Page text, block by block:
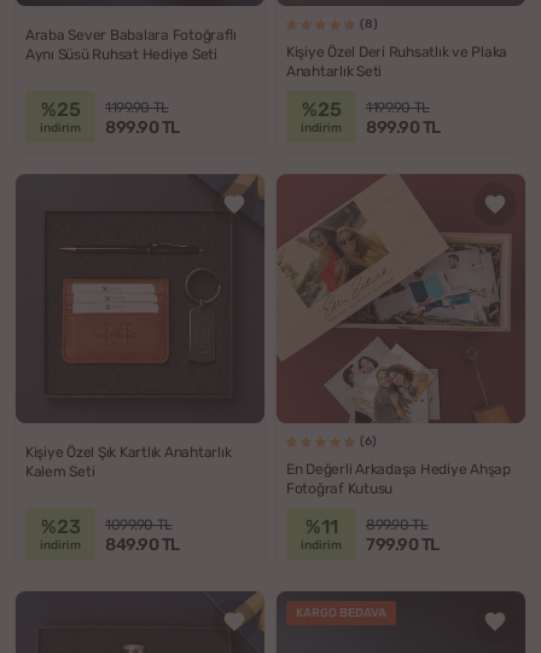
Araba Sever Babalara Fotoğraflı
Aynı Süsü Ruhsat Hediye Seti
%25
indirim
1199.90 TL
899.90 TL
(8)
Kişiye Özel Deri Ruhsatlık ve Plaka
Anahtarlık Seti
%25
indirim
1199.90 TL
899.90 TL
Kişiye Özel Şık Kartlık Anahtarlık
Kalem Seti
%23
indirim
1099.90 TL
849.90 TL
(6)
En Değerli Arkadaşa Hediye Ahşap
Fotoğraf Kutusu
%11
indirim
899.90 TL
799.90 TL
KARGO BEDAVA